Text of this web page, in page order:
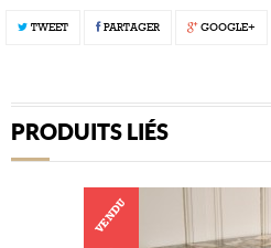
TWEET PARTAGER GOOGLE+
PRODUITS LIÉS
VENDU